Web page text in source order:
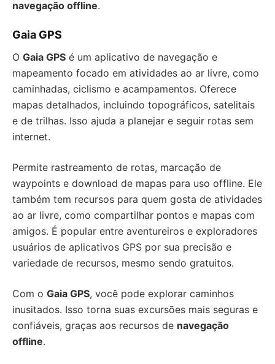
navegação offline.
Gaia GPS
O Gaia GPS é um aplicativo de navegação e
mapeamento focado em atividades ao ar livre, como
caminhadas, ciclismo e acampamentos. Oferece
mapas detalhados, incluindo topográficos, satelitais
e de trilhas. Isso ajuda a planejar e seguir rotas sem
internet.
Permite rastreamento de rotas, marcação de
waypoints e download de mapas para uso offline. Ele
também tem recursos para quem gosta de atividades
ao ar livre, como compartilhar pontos e mapas com
amigos. É popular entre aventureiros e exploradores
usuários de aplicativos GPS por sua precisão e
variedade de recursos, mesmo sendo gratuitos.
Com o Gaia GPS, você pode explorar caminhos
inusitados. Isso torna suas excursões mais seguras e
confiáveis, graças aos recursos de navegação
offline.